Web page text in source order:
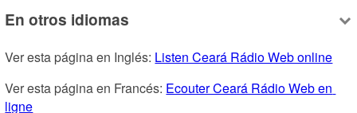
En otros idiomas
Ver esta página en Inglés: Listen Ceará Rádio Web online
Ver esta página en Francés: Ecouter Ceará Rádio Web en
ligne